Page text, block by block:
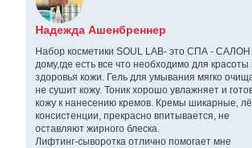
Надежда Ашенбреннер
Набор косметики SOUL LAB- это СПА -
дому,где есть все что необходимо для красоты
здоровья кожи. Гель для умывания мягко
не сушит кожу. Тоник хорошо увлажняет и
кожу к нанесению кремов. Кремы шикарные,
консистенции, прекрасно впитывается, не
оставляют жирного блеска.
Лифтинг-сыворотка отлично помогает мне